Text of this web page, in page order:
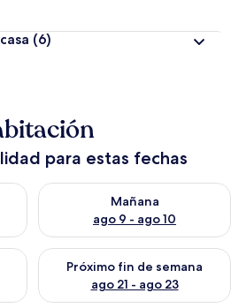
(6)
para estas fechas
hoy ago 8 - ago 9
Mañana
ago 9 - ago 10
Consulta la disponibilidad
este fin de semana ago 14 -
Próximo fin de semana
ago 21 - ago 23
Consulta la disponibilidad